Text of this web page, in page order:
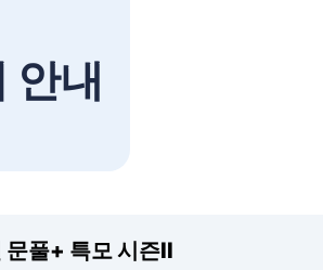
안내
풀+ 특모 시즌II